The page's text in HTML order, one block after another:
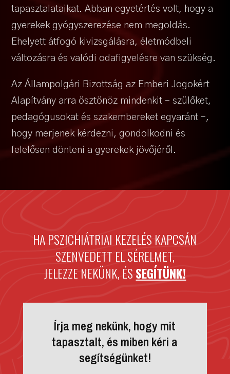
tapasztalataikat. Abban egyetértés volt, hogy a
gyerekek gyógyszerezése nem megoldás.
Ehelyett átfogó kivizsgálásra, életmódbeli
változásra és valódi odafigyelésre van szükség.
Az Állampolgári Bizottság az Emberi Jogokért
Alapítvány arra ösztönöz mindenkit – szülőket,
pedagógusokat és szakembereket egyaránt –,
hogy merjenek kérdezni, gondolkodni és
felelősen dönteni a gyerekek jövőjéről.
HA PSZICHIÁTRIAI KEZELÉS KAPCSÁN
SZENVEDETT EL SÉRELMET,
JELEZZE NEKÜNK, ÉSSEGÍTÜNK!
Írja meg nekünk, hogy mit
tapasztalt, és miben kéri a
segítségünket!